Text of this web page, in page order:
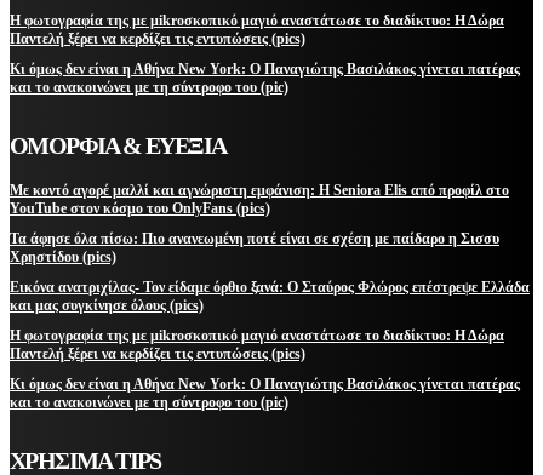
Η φωτογραφία της με μikroσκοπικό μαγιό αναστάτωσε το διαδίκτυο: Η Δώρα
Παντελή ξέρει να κερδίζει τις εντυπώσεις (pics)
Κι όμως δεν είναι η Αθήνα New York: Ο Παναγιώτης Βασιλάκος γίνεται πατέρας
και το ανακοινώνει με τη σύντροφο του (pic)
ΟΜΟΡΦΙΑ & ΕΥΕΞΙΑ
Με κοντό αγορέ μαλλί και αγνώριστη εμφάνιση: Η Seniora Elis από προφίλ στο
YouTube στον κόσμο του OnlyFans (pics)
Τα άφησε όλα πίσω: Πιο ανανεωμένη ποτέ είναι σε σχέση με παίδαρο η Σισσυ
Χρηστίδου (pics)
Εικόνα ανατριχίλας- Τον είδαμε όρθιο ξανά: Ο Σταύρος Φλώρος επέστρεψε Ελλάδα
και μας συγκίνησε όλους (pics)
Η φωτογραφία της με μikroσκοπικό μαγιό αναστάτωσε το διαδίκτυο: Η Δώρα
Παντελή ξέρει να κερδίζει τις εντυπώσεις (pics)
Κι όμως δεν είναι η Αθήνα New York: Ο Παναγιώτης Βασιλάκος γίνεται πατέρας
και το ανακοινώνει με τη σύντροφο του (pic)
ΧΡΗΣΙΜΑ TIPS